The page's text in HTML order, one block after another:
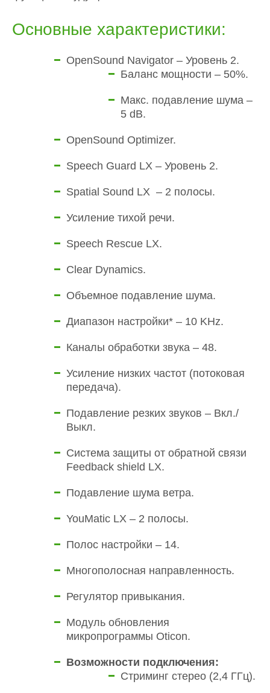
Основные характеристики:
OpenSound Navigator – Уровень 2.
Баланс мощности – 50%.
Макс. подавление шума –
5 dB.
OpenSound Optimizer.
Speech Guard LX – Уровень 2.
Spatial Sound LX – 2 полосы.
Усиление тихой речи.
Speech Rescue LX.
Clear Dynamics.
Объемное подавление шума.
Диапазон настройки* – 10 KHz.
Каналы обработки звука – 48.
Усиление низких частот (потоковая
передача).
Подавление резких звуков – Вкл./
Выкл.
Система защиты от обратной связи
Feedback shield LX.
Подавление шума ветра.
YouMatic LX – 2 полосы.
Полос настройки – 14.
Многополосная направленность.
Регулятор привыкания.
Модуль обновления
микропрограммы Oticon.
Возможности подключения:
Стриминг стерео (2,4 ГГц).